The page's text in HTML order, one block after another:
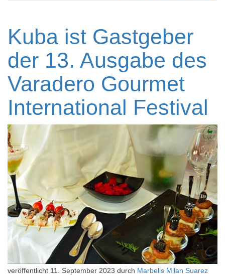
Kuba ist Gastgeber
der 13. Ausgabe des
Varadero Gourmet
International Festival
veröffentlicht 11. September 2023 durch Marbelis Milan Suarez